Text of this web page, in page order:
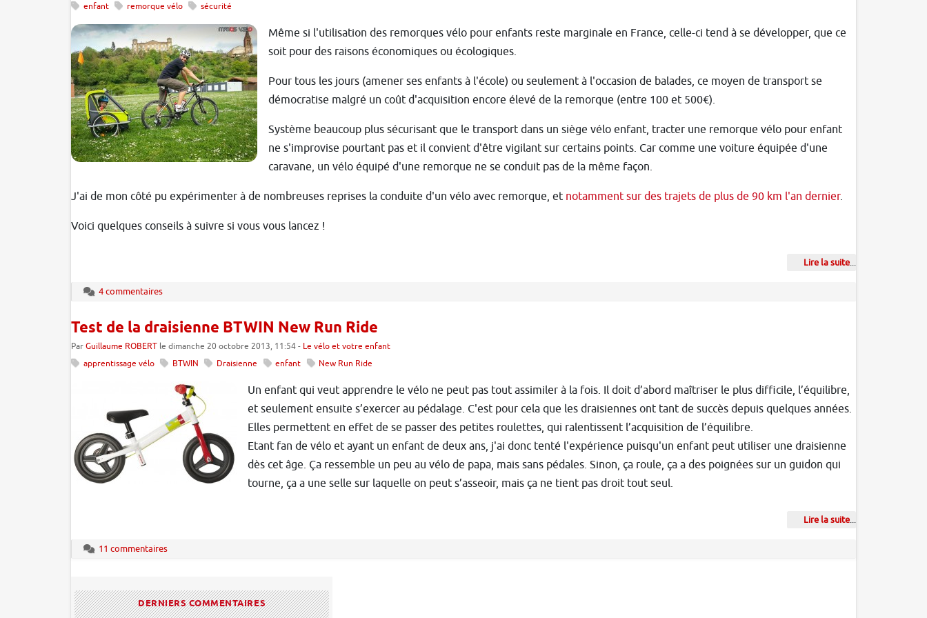
enfant remorque vélo sécurité
Même si l'utilisation des remorques vélo pour enfants reste marginale en France, celle-ci tend à se développer, que ce
soit pour des raisons économiques ou écologiques.
Pour tous les jours (amener ses enfants à l'école) ou seulement à l'occasion de balades, ce moyen de transport se
démocratise malgré un coût d'acquisition encore élevé de la remorque (entre 100 et 500€).
Système beaucoup plus sécurisant que le transport dans un siège vélo enfant, tracter une remorque vélo pour enfant
ne s'improvise pourtant pas et il convient d'être vigilant sur certains points. Car comme une voiture équipée d'une
caravane, un vélo équipé d'une remorque ne se conduit pas de la même façon.
J'ai de mon côté pu expérimenter à de nombreuses reprises la conduite d'un vélo avec remorque, et notamment sur des trajets de plus de 90 km l'an dernier.
Voici quelques conseils à suivre si vous vous lancez !
Lire la suite...
4 commentaires
Test de la draisienne BTWIN New Run Ride
Par Guillaume ROBERT le dimanche 20 octobre 2013, 11:54 - Le vélo et votre enfant
apprentissage vélo
BTWIN Draisienne enfant New Run Ride
Un enfant qui veut apprendre le vélo ne peut pas tout assimiler à la fois. Il doit d’abord maîtriser le plus difficile, l’équilibre,
et seulement ensuite s’exercer au pédalage. C'est pour cela que les draisiennes ont tant de succès depuis quelques années.
Elles permettent en effet de se passer des petites roulettes, qui ralentissent l’acquisition de l’équilibre.
Etant fan de vélo et ayant un enfant de deux ans, j'ai donc tenté l'expérience puisqu'un enfant peut utiliser une draisienne
dès cet âge. Ça ressemble un peu au vélo de papa, mais sans pédales. Sinon, ça roule, ça a des poignées sur un guidon qui
tourne, ça a une selle sur laquelle on peut s’asseoir, mais ça ne tient pas droit tout seul.
Lire la suite...
11 commentaires
DERNIERS COMMENTAIRES